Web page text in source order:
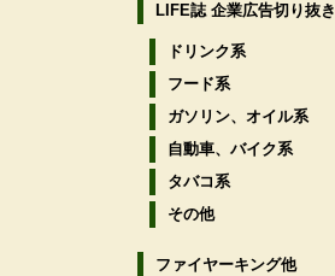
LIFE誌 企業広告切り抜き
ドリンク系
フード系
ガソリン、オイル系
自動車、バイク系
タバコ系
その他
ファイヤーキング他